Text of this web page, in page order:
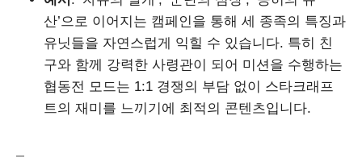
산’으로 이어지는 캠페인을 통해 세 종족의 특징과
유닛들을 자연스럽게 익힐 수 있습니다. 특히 친
구와 함께 강력한 사령관이 되어 미션을 수행하는
협동전 모드는 1:1 경쟁의 부담 없이 스타크래프
트의 재미를 느끼기에 최적의 콘텐츠입니다.